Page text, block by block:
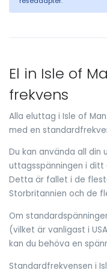
El in Isle of
frekvens
Alla eluttag i Isle of
med en
Du kan använda all din
uttagsspänningen i ditt
Detta är fallet i de
Storbritannien och de
Om
(vilket är vanligast i
kan du behöva en
Standardfrekvensen i